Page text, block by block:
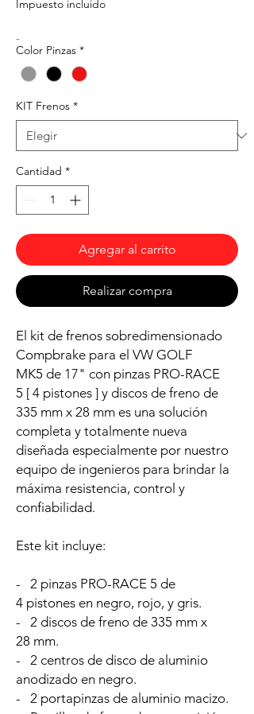
Impuesto incluido
-
Color Pinzas *
KIT Frenos *
Cantidad *
Agregar al carrito
Realizar compra
El kit de frenos sobredimensionado
Compbrake para el VW GOLF
MK5 de 17" con pinzas PRO-RACE
5 [ 4 pistones ] y discos de freno de
335 mm x 28 mm es una solución
completa y totalmente nueva
diseñada especialmente por nuestro
equipo de ingenieros para brindar la
máxima resistencia, control y
confiabilidad.
Este kit incluye:
- 2 pinzas PRO-RACE 5 de
4 pistones en negro, rojo, y gris.
- 2 discos de freno de 335 mm x
28 mm.
- 2 centros de disco de aluminio
anodizado en negro.
- 2 portapinzas de aluminio macizo.